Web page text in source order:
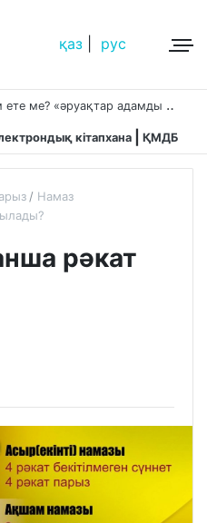
қаз рус
Ә
руақтар жәрдем ете ме? «әруақтар адамды қорғап жүреді»,-дейді сол рас па?
кітапхана ҚМДБ
Намаз
рәкат